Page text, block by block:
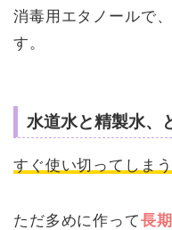
消毒用エタノールで
す。
水道水と精製水、
すぐ使い切ってしま
ただ多めに作って長